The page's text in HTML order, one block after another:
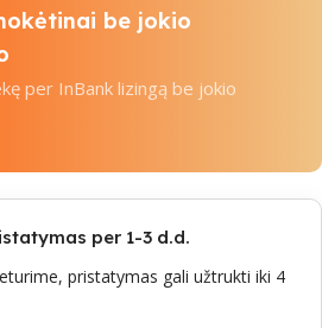
be jokio
per InBank lizingą be jokio
per 1-3 d.d.
pristatymas gali užtrukti iki 4